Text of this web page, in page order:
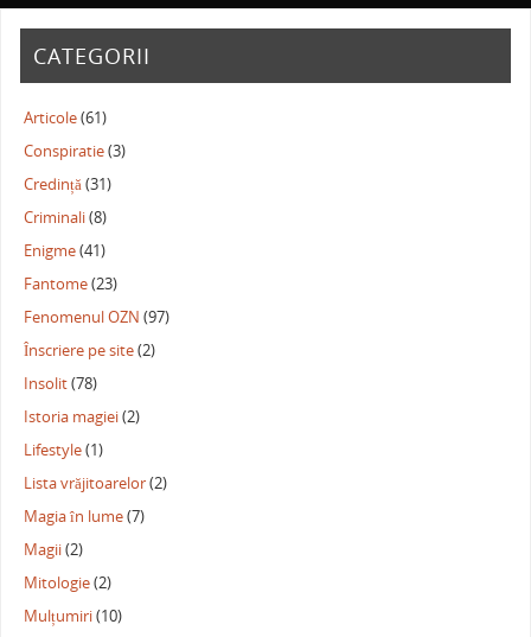
CATEGORII
Articole(61)
Conspiratie(3)
Credință(31)
Criminali(8)
Enigme(41)
Fantome(23)
Fenomenul OZN (97)
Înscriere pe site(2)
Insolit(78)
Istoria magiei(2)
Lifestyle(1)
Lista vrăjitoarelor(2)
Magia în lume(7)
Magii(2)
Mitologie(2)
Mulțumiri(10)